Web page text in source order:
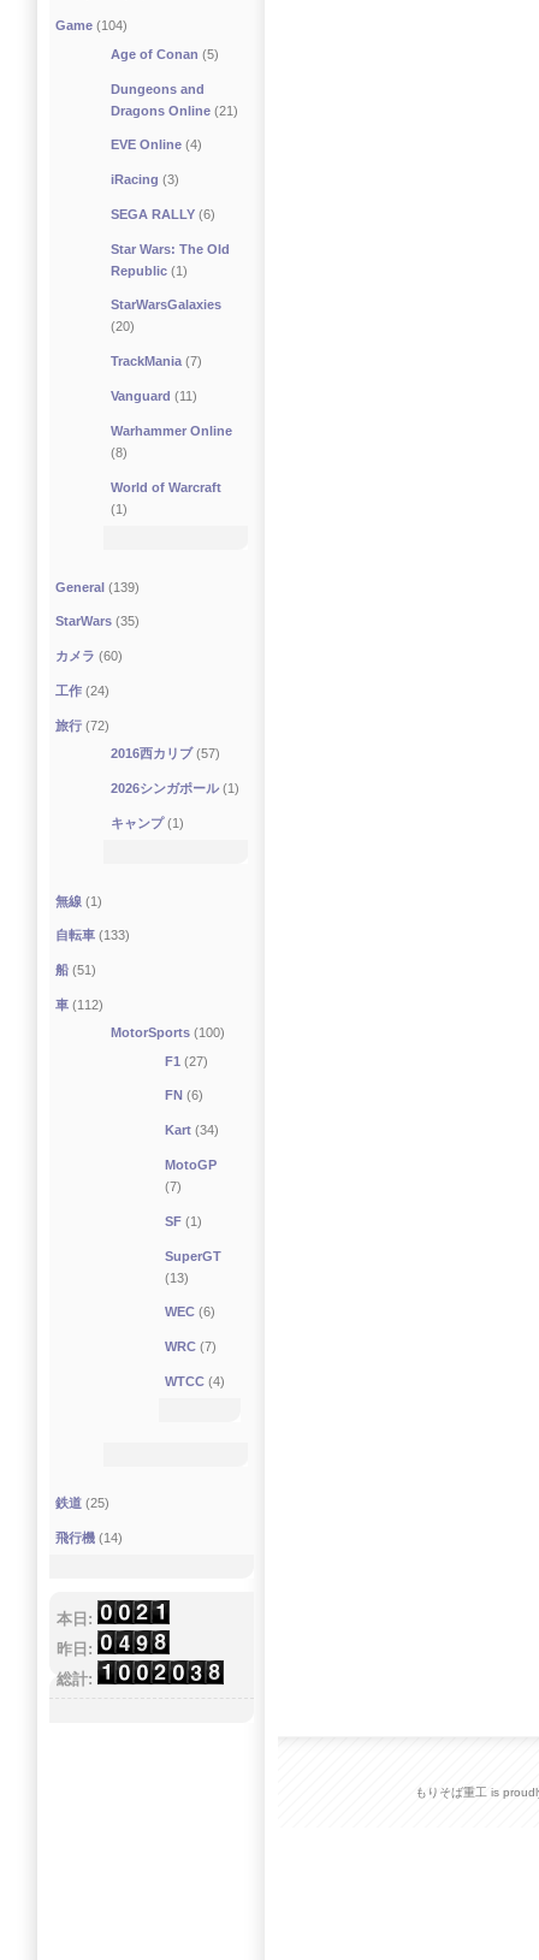
Game (104)
Age of Conan (5)
Dungeons and
Dragons Online(21)
EVE Online(4)
iRacing (3)
SEGA RALLY(6)
Star Wars: The Old
Republic(1)
StarWarsGalaxies
(20)
TrackMania(7)
Vanguard (11)
Warhammer Online
(8)
World of Warcraft
(1)
General (139)
StarWars (35)
カメラ (60)
工作 (24)
旅行 (72)
2016西カリブ(57)
2026シンガポール(1)
キャンプ(1)
無線 (1)
自転車 (133)
船 (51)
車 (112)
MotorSports(100)
F1 (27)
FN (6)
Kart (34)
MotoGP
(7)
SF (1)
SuperGT
(13)
WEC (6)
WRC (7)
WTCC (4)
鉄道 (25)
飛行機 (14)
本日:
昨日:
総計:
もりそば重工 is